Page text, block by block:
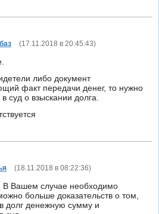
(17.11.2018 в 20:45:43)
либо документ
факт передачи денег, то нужно
суд о взыскании долга.
(18.11.2018 в 08:22:36)
В Вашем случае необходимо
больше доказательств о том,
долг денежную сумму и